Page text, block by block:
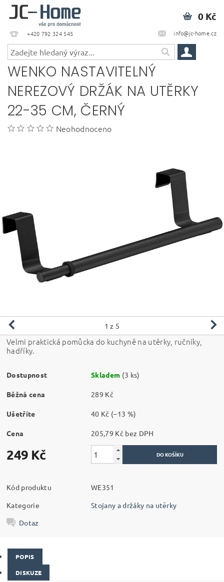
+420 792 324 545 info@jc-home.cz
0 Kč
WENKO NASTAVITELNÝ
NEREZOVÝ DRŽÁK NA UTĚRKY
22-35 CM, ČERNÝ
Neohodnoceno
1 z 5
Velmi praktická pomůcka do kuchyně na utěrky, ručníky,
hadříky.
Dostupnost Skladem (3 ks)
Běžná cena 289 Kč
Ušetříte 40 Kč (–13 %)
Cena 205,79 Kč bez DPH
249 Kč
Kód produktu
WE351
Kategorie
Stojany a držáky na utěrky
Dotaz
POPIS
DISKUZE